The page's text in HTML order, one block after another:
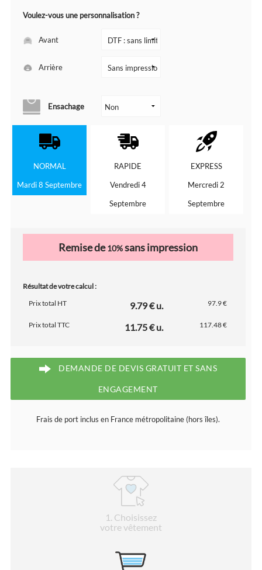
Voulez-vous une personnalisation ?
Avant
Arrière
Ensachage
NORMAL
Mardi 8 Septembre
RAPIDE
Vendredi 4
Septembre
EXPRESS
Mercredi 2
Septembre
Remise de10%sans impression
Résultat de votre calcul :
Prix total HT
9.79 € u. 97.9 €
Prix total TTC 11.75 € u. 117.48 €
DEMANDE DE DEVIS GRATUIT ET SANS
ENGAGEMENT
Frais de port inclus en France métropolitaine (hors îles).
1 . Choisissez
votre vêtement